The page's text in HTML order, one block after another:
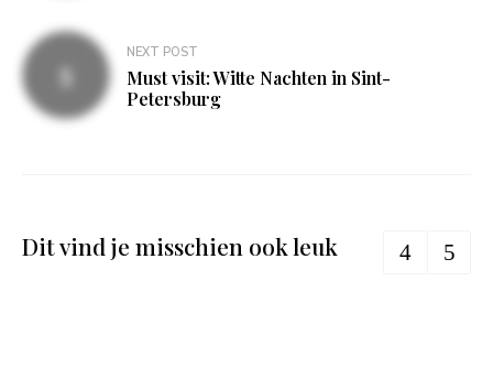
NEXT POST
Must visit: Witte Nachten in Sint-
Petersburg
Dit vind je misschien ook leuk